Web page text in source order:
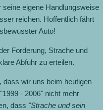
eigene Handlungsweise
reichen. Hoffentlich fährt
Auto!
Forderung, Strache und
Abfuhr zu erteilen.
dass wir uns beim heutigen
- 2006" nicht mehr
dass "Strache und sein